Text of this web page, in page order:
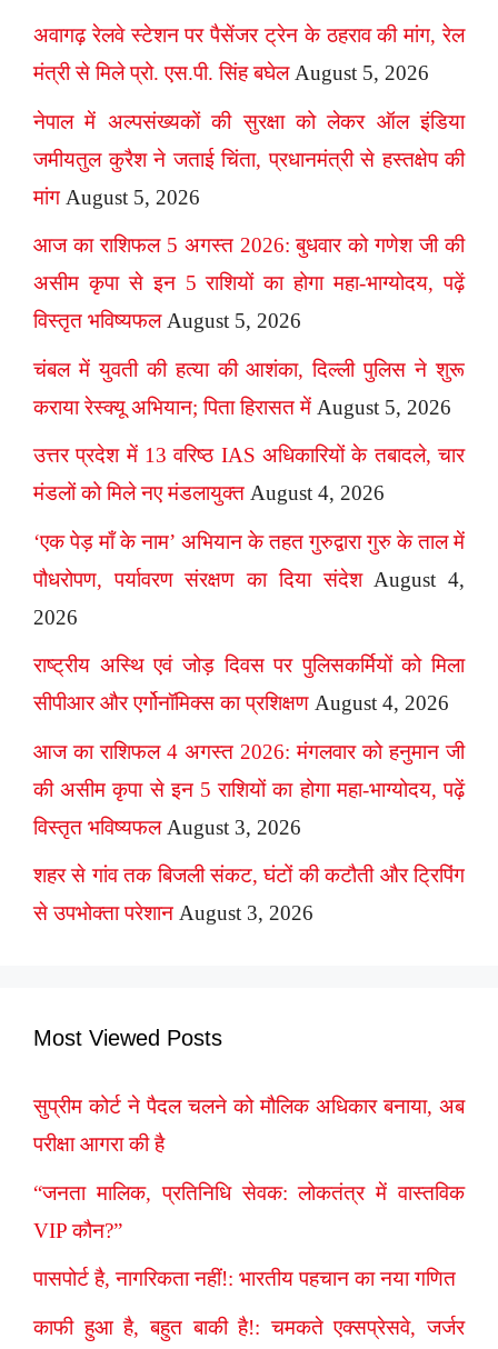
अवागढ़ रेलवे स्टेशन पर पैसेंजर ट्रेन के ठहराव की मांग, रेल
मंत्री से मिले प्रो. एस.पी. सिंह बघेल August 5, 2026
नेपाल में अल्पसंख्यकों की सुरक्षा को लेकर ऑल इंडिया
जमीयतुल कुरैश ने जताई चिंता, प्रधानमंत्री से हस्तक्षेप की
मांग August 5, 2026
आज का राशिफल 5 अगस्त 2026: बुधवार को गणेश जी की
असीम कृपा से इन 5 राशियों का होगा महा-भाग्योदय, पढ़ें
विस्तृत भविष्यफल August 5, 2026
चंबल में युवती की हत्या की आशंका, दिल्ली पुलिस ने शुरू
कराया रेस्क्यू अभियान; पिता हिरासत में August 5, 2026
उत्तर प्रदेश में 13 वरिष्ठ IAS अधिकारियों के तबादले, चार
मंडलों को मिले नए मंडलायुक्त August 4, 2026
‘एक पेड़ माँ के नाम’ अभियान के तहत गुरुद्वारा गुरु के ताल में
पौधरोपण, पर्यावरण संरक्षण का दिया संदेश August 4,
2026
राष्ट्रीय अस्थि एवं जोड़ दिवस पर पुलिसकर्मियों को मिला
सीपीआर और एर्गोनॉमिक्स का प्रशिक्षण August 4, 2026
आज का राशिफल 4 अगस्त 2026: मंगलवार को हनुमान जी
की असीम कृपा से इन 5 राशियों का होगा महा-भाग्योदय, पढ़ें
विस्तृत भविष्यफल August 3, 2026
शहर से गांव तक बिजली संकट, घंटों की कटौती और ट्रिपिंग
से उपभोक्ता परेशान August 3, 2026
Most Viewed Posts
सुप्रीम कोर्ट ने पैदल चलने को मौलिक अधिकार बनाया, अब
परीक्षा आगरा की है
“जनता मालिक, प्रतिनिधि सेवक: लोकतंत्र में वास्तविक
VIP कौन?”
पासपोर्ट है, नागरिकता नहीं!: भारतीय पहचान का नया गणित
काफी हुआ है, बहुत बाकी है!: चमकते एक्सप्रेसवे, जर्जर